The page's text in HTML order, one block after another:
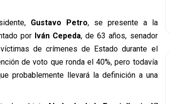
Gustavo Petro, se presente a la
por Iván Cepeda, de 63 años, senador
de crímenes de Estado durante el
de voto que ronda el 40%, pero todavía
probablemente llevará la definición a una